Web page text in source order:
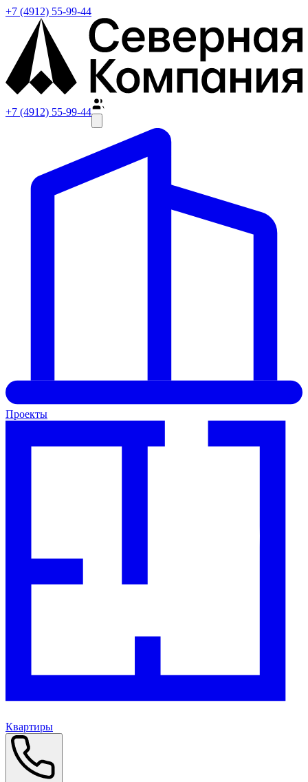
+7 (4912) 55-99-44
+7 (4912) 55-99-44
Проекты
Квартиры